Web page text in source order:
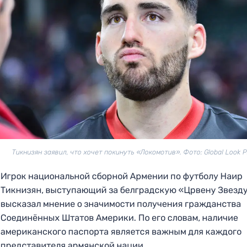
Тикнизян заявил, что хочет покинуть «Локомотив». Фото: Global Look
Игрок национальной сборной Армении по футболу Наир
Тикнизян, выступающий за белградскую «Црвену
высказал мнение о значимости получения гражданства
Соединённых Штатов Америки. По его словам, наличие
американского паспорта является важным для каждого